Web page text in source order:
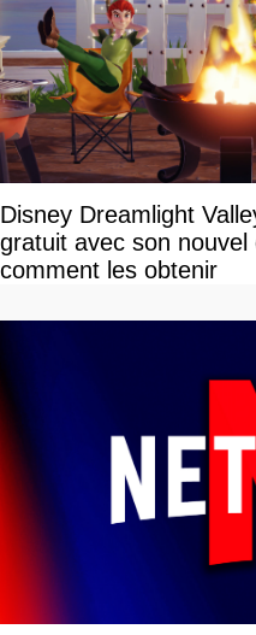
Disney Dreamlight
gratuit avec son
comment les obtenir